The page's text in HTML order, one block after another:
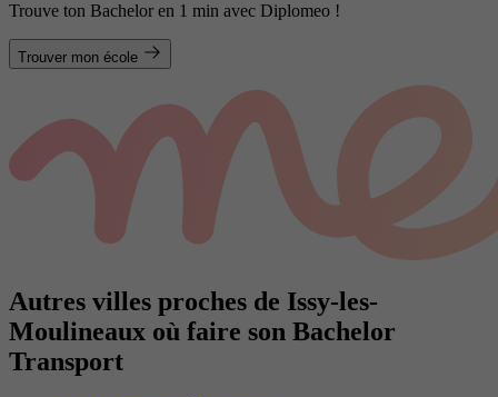
Trouve ton Bachelor en 1 min avec Diplomeo !
Trouver mon école
Autres villes proches de Issy-les-
Moulineaux où faire son Bachelor
Transport